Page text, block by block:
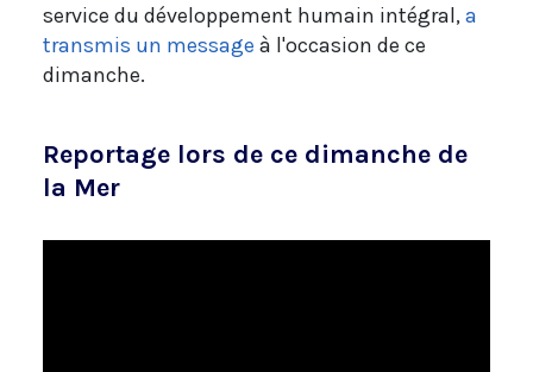
service du développement humain intégral,a
transmis un message à l'occasion de ce
dimanche.
Reportage lors de ce dimanche de
la Mer